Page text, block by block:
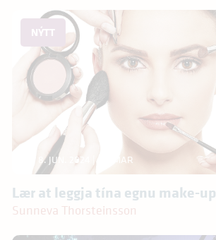
NÝTT
8. JUN. 2024 | 4 TÍMAR
Lær at leggja tína egnu make-up
Sunneva Thorsteinsson